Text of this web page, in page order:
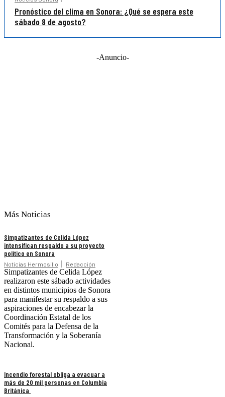
Pronóstico del clima en Sonora: ¿Qué se espera este
sábado 8 de agosto?
-Anuncio-
Más Noticias
Simpatizantes de Celida López
intensifican respaldo a su proyecto
político en Sonora
Noticias Hermosillo Redacción
Simpatizantes de Celida López
realizaron este sábado actividades
en distintos municipios de Sonora
para manifestar su respaldo a sus
aspiraciones de encabezar la
Coordinación Estatal de los
Comités para la Defensa de la
Transformación y la Soberanía
Nacional.
Incendio forestal obliga a evacuar a
más de 20 mil personas en Columbia
Británica